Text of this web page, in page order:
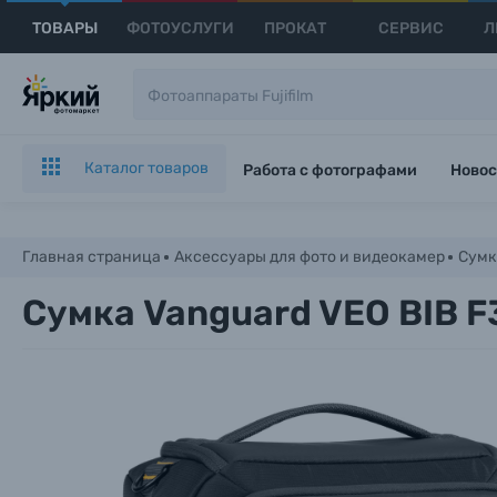
ТОВАРЫ ФОТОУСЛУГИ ПРОКАТ СЕРВИС
Каталог товаров Работа с фотографами
Главная страница Аксессуары для фото и видеокамер
Сумка Vanguard VEO BIB